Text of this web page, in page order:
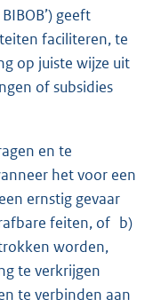
geeft
faciliteren, te
op juiste wijze uit
of subsidies
en te
het voor een
ernstig gevaar
feiten, of b)
worden,
te verkrijgen
te verbinden aan